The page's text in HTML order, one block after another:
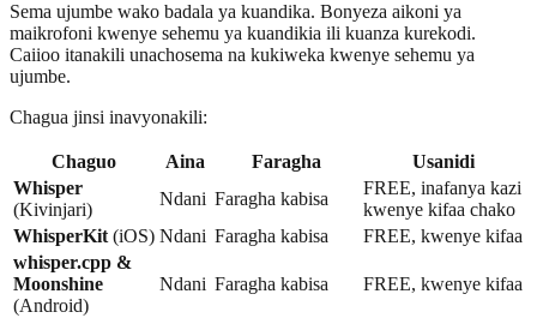
Sema ujumbe wako badala ya kuandika. Bonyeza aikoni ya
maikrofoni kwenye sehemu ya kuandikia ili kuanza kurekodi.
Caiioo itanakili unachosema na kukiweka kwenye sehemu ya
ujumbe.
Chagua jinsi inavyonakili:
Chaguo Aina Faragha
Usanidi
Whisper
(Kivinjari)
Ndani Faragha kabisa
FREE, inafanya kazi
kwenye kifaa chako
WhisperKit(iOS) Ndani Faragha kabisa
FREE, kwenye kifaa
whisper.cpp &
Moonshine
(Android)
Ndani Faragha kabisa FREE, kwenye kifaa